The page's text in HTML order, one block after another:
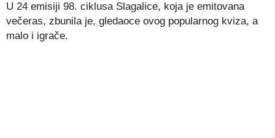
U 24 emisiji 98. ciklusa Slagalice, koja je emitovana
večeras, zbunila je, gledaoce ovog popularnog kviza, a
malo i igrače.